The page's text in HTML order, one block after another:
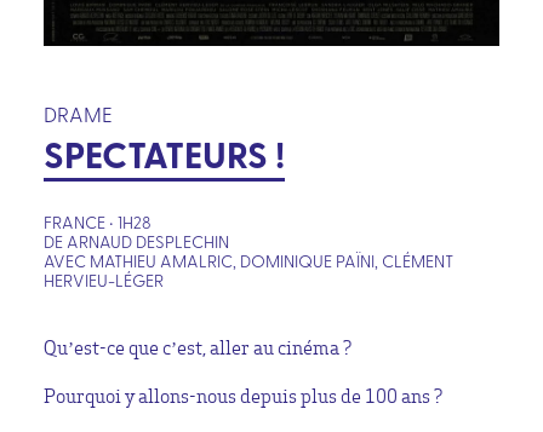
DRAME
SPECTATEURS !
FRANCE • 1H28
DE ARNAUD DESPLECHIN
AVEC MATHIEU AMALRIC, DOMINIQUE PAÏNI, CLÉMENT
HERVIEU-LÉGER
Qu’est-ce que c’est, aller au cinéma ?
Pourquoi y allons-nous depuis plus de 100 ans ?